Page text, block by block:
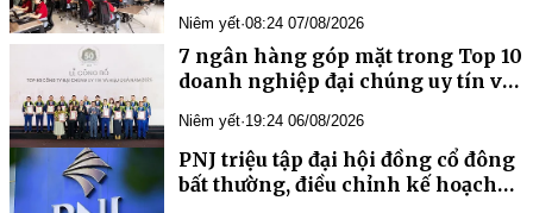
Niêm yết·08:24 07/08/2026
7 ngân hàng góp mặt trong Top 10
doanh nghiệp đại chúng uy tín và
Niêm yết·19:24 06/08/2026
PNJ triệu tập đại hội đồng cổ đông
bất thường, điều chỉnh kế hoạch